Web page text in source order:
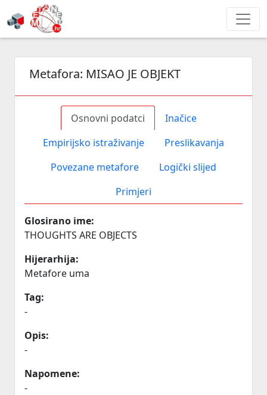
Metafora: MISAO JE OBJEKT
Osnovni podatci
Inačice
Empirijsko istraživanje
Preslikavanja
Povezane metafore
Logički slijed
Primjeri
Glosirano ime:
THOUGHTS ARE OBJECTS
Hijerarhija:
Metafore uma
Tag:
-
Opis:
-
Napomene:
-